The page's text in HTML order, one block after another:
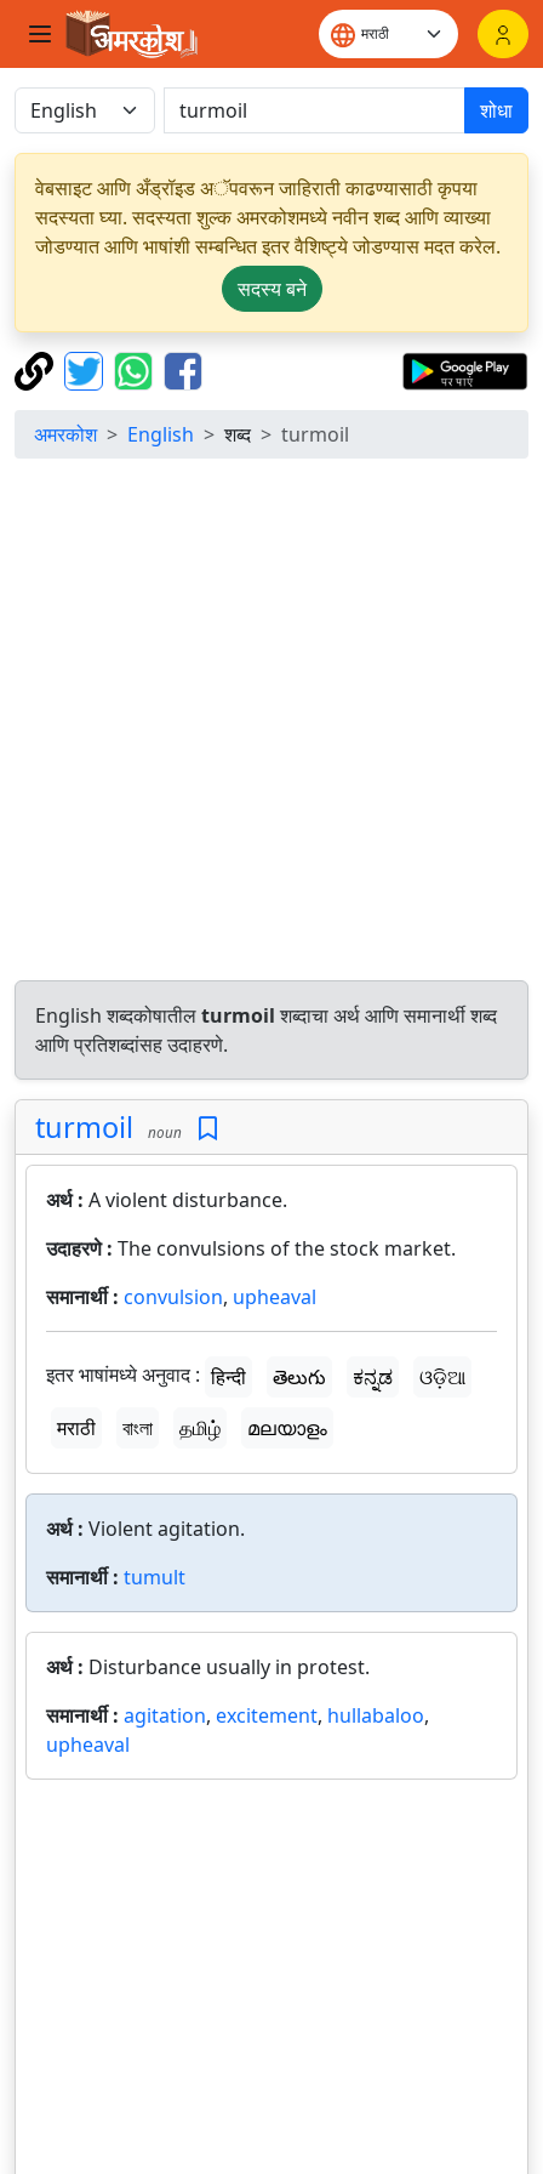
शोधा
वेबसाइट आणि अँड्रॉइड अॅपवरून जाहिराती काढण्यासाठी कृपया
सदस्यता घ्या. सदस्यता शुल्क अमरकोशमध्ये नवीन शब्द आणि व्याख्या
जोडण्यात आणि भाषांशी सम्बन्धित इतर वैशिष्ट्ये जोडण्यास मदत करेल.
सदस्य बने
अमरकोश English शब्द turmoil
English शब्दकोषातीलturmoilशब्दाचा अर्थ आणि समानार्थी शब्द
आणि प्रतिशब्दांसह उदाहरणे.
turmoil noun
अर्थ : A violent disturbance.
उदाहरणे : The convulsions of the stock market.
समानार्थी : convulsion, upheaval
इतर भाषांमध्ये अनुवाद : हिन्दी తెలుగు ಕನ್ನಡ
ଓଡ଼ିଆ
मराठी
বাংলা தமிழ் മലയാളം
अर्थ : Violent agitation.
समानार्थी : tumult
अर्थ : Disturbance usually in protest.
समानार्थी : agitation, excitement, hullabaloo,
upheaval